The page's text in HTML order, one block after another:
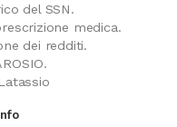
del SSN.
medica.
dei redditi.